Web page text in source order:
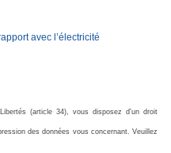
avec l’électricité
(article 34), vous disposez d'un droit
des données vous concernant. Veuillez